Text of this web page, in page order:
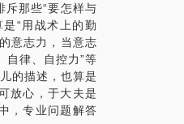
你发现，你
就会反思：
斥那些“要怎样与
“用战术上的勤
意志力，当意志
自律、自控力”等
的描述，也算是
放心，于大夫是
，专业问题解答